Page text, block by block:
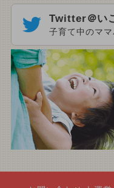
Twitter＠い
子育て中のママ